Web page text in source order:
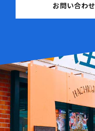
お問い合わせ